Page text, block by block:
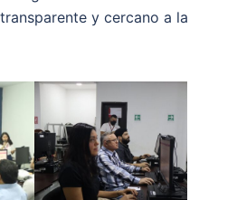
y cercano a la